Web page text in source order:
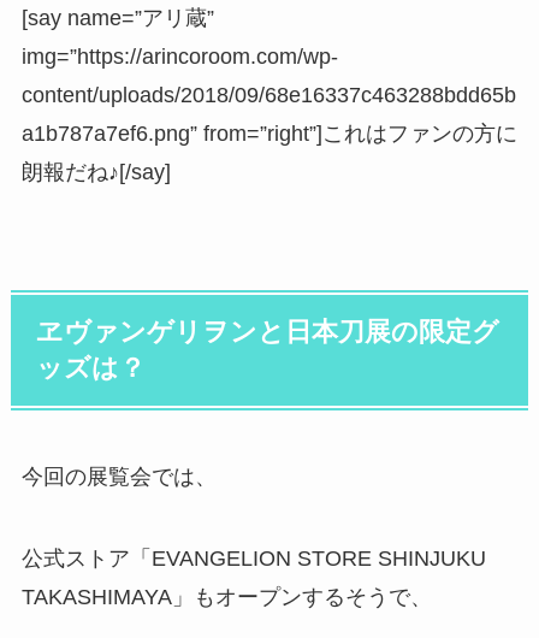
[say name=”アリ蔵”
img=”https://arincoroom.com/wp-
content/uploads/2018/09/68e16337c463288bdd65b
a1b787a7ef6.png” from=”right”]これはファンの方に
朗報だね♪[/say]
ヱヴァンゲリヲンと日本刀展の限定グ
ッズは？
今回の展覧会では、
公式ストア「EVANGELION STORE SHINJUKU
TAKASHIMAYA」もオープンするそうで、